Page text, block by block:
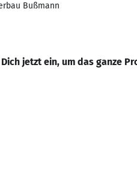
Bußmann
Dich jetzt ein, um das ganze